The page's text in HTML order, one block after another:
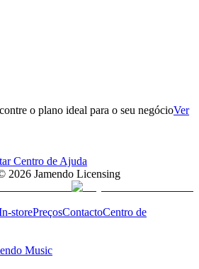
o plano ideal para o seu negócioVer
Centro de Ajuda
2026 Jamendo Licensing
storePreçosContactoCentro de
Music